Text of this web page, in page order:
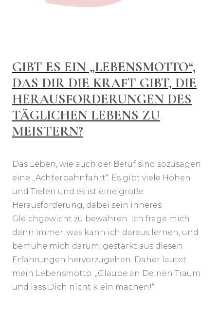
GIBT ES EIN „LEBENSMOTTO“,
DAS DIR DIE KRAFT GIBT, DIE
HERAUSFORDERUNGEN DES
TÄGLICHEN LEBENS ZU
MEISTERN?
Das Leben, wie auch der Beruf sind sozusagen
eine „Achterbahnfahrt“. Es gibt viele Höhen
und Tiefen und es ist eine große
Herausforderung, dabei sein inneres
Gleichgewicht zu bewahren. Ich frage mich
dann immer, was kann ich daraus lernen, und
bemühe mich darum, gestärkt aus diesen
Erfahrungen hervorzugehen. Daher lautet
mein Lebensmotto: „Glaube an Deinen Traum
und lass Dich nicht klein machen!“